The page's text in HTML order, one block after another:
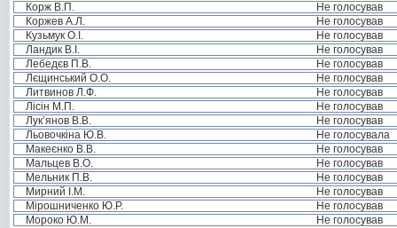
Корж В.П.
Не голосував
Коржев А.Л.
Не голосував
Кузьмук О.І.
Не голосував
Ландик В.І.
Не голосував
Лебедєв П.В.
Не голосував
Лєщинський О.О.
Не голосував
Литвинов Л.Ф.
Не голосував
Лісін М.П.
Не голосував
Лук’янов В.В.
Не голосував
Льовочкіна Ю.В.
Не голосувала
Макеєнко В.В.
Не голосував
Мальцев В.О.
Не голосував
Мельник П.В.
Не голосував
Мирний І.М.
Не голосував
Мірошниченко Ю.Р.
Не голосував
Мороко Ю.М.
Не голосував